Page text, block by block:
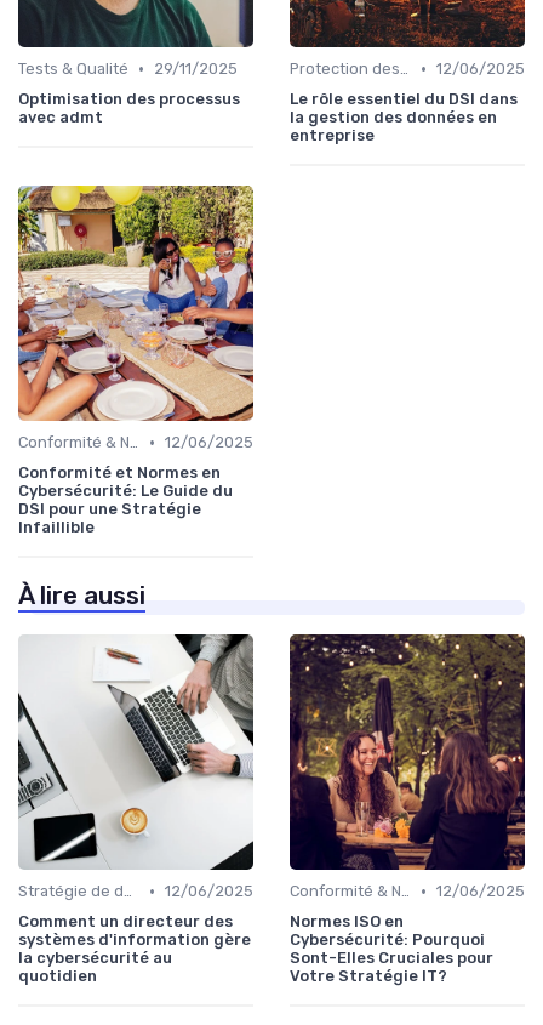
Tests & Qualité •
29/11/2025
Optimisation des processus
avec admt
Protection des données • 12/06/2025
Le rôle essentiel du DSI dans
la gestion des données en
entreprise
Conformité & Normes • 12/06/2025
Conformité et Normes en
Cybersécurité: Le Guide du
DSI pour une Stratégie
Infaillible
À lire aussi
Stratégie de défense • 12/06/2025
Comment un directeur des
systèmes d'information gère
la cybersécurité au
quotidien
Conformité & Normes • 12/06/2025
Normes ISO en
Cybersécurité: Pourquoi
Sont-Elles Cruciales pour
Votre Stratégie IT?